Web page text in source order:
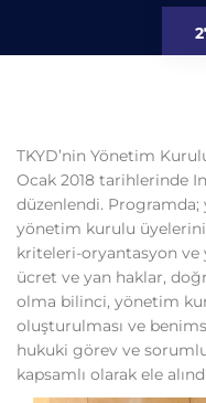
TKYD’nin Yönetim
Ocak 2018 tarihlerinde
düzenlendi. Programda;
yönetim kurulu
kriteleri-oryantasyon
ücret ve yan haklar,
olma bilinci, yönetim
oluşturulması ve
hukuki görev ve
kapsamlı olarak ele